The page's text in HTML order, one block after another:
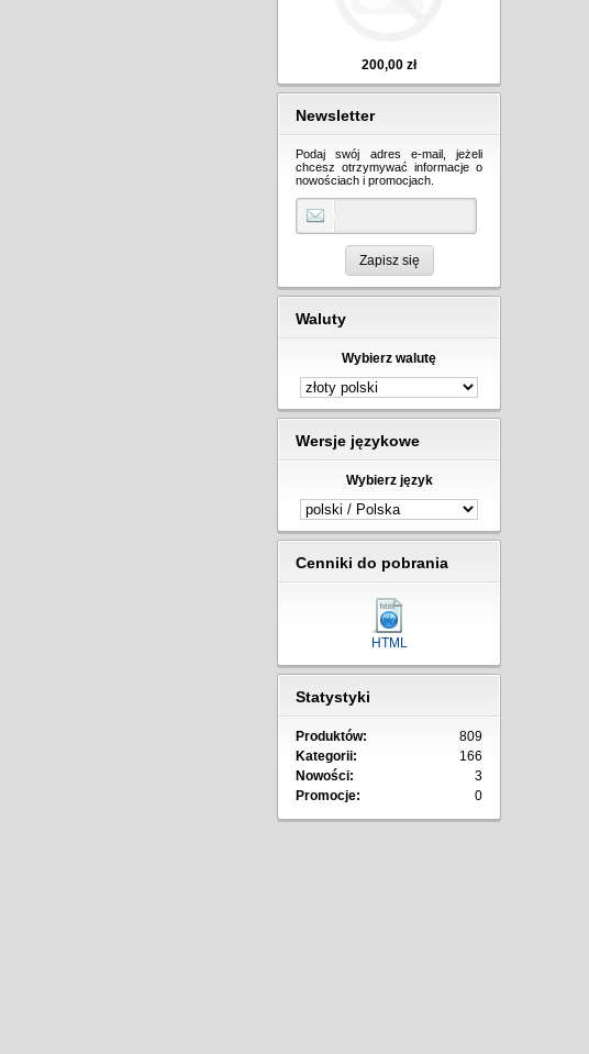
200,00 zł
Newsletter
Podaj swój adres e-mail, jeżeli
chcesz otrzymywać informacje o
nowościach i promocjach.
Zapisz się
Waluty
Wybierz walutę
Wersje językowe
Wybierz język
Cenniki do pobrania
HTML
Statystyki
Produktów:
809
Kategorii:
166
Nowości:
3
Promocje:
0